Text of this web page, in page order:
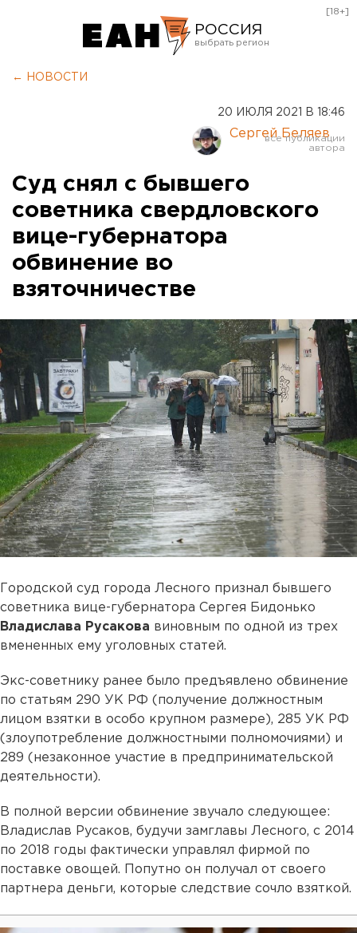
РОССИЯ
Курган
Оренбург
[18+]
← НОВОСТИ
20 ИЮЛЯ 2021 В 18:46
Сергей Беляев
Суд снял с бывшего
советника свердловского
вице-губернатора
обвинение во
взяточничестве
Городской суд города Лесного признал бывшего
советника вице-губернатора Сергея Бидонько
Владислава Русакова виновным по одной из трех
вмененных ему уголовных статей.
Экс-советнику ранее было предъявлено обвинение
по статьям 290 УК РФ (получение должностным
лицом взятки в особо крупном размере), 285 УК РФ
(злоупотребление должностными полномочиями) и
289 (незаконное участие в предпринимательской
деятельности).
В полной версии обвинение звучало следующее:
Владислав Русаков, будучи замглавы Лесного, с 2014
по 2018 годы фактически управлял фирмой по
поставке овощей. Попутно он получал от своего
партнера деньги, которые следствие сочло взяткой.